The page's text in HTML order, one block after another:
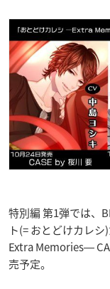
特別編 第1弾では、
ト(= おとどけカレ
Extra Memories―
売予定。